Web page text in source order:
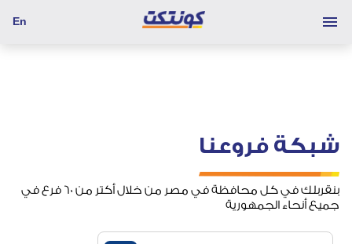
En
شبكة فروعنا
بنقربلك في كل محافظة في مصر من خلال أكتر من 60 فرع في
جميع أنحاء الجمهورية